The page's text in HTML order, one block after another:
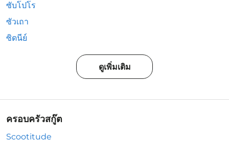
ซับโปโร
ซัวเถา
ซิดนีย์
ดูเพิ่มเติม
ครอบครัวสกู๊ต
Scootitude